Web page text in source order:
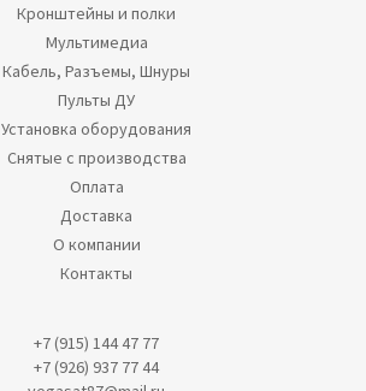
Кронштейны и полки
Мультимедиа
Кабель, Разъемы, Шнуры
Пульты ДУ
Установка оборудования
Снятые с производства
Оплата
Доставка
О компании
Контакты
+7 (915) 144 47 77
+7 (926) 937 77 44